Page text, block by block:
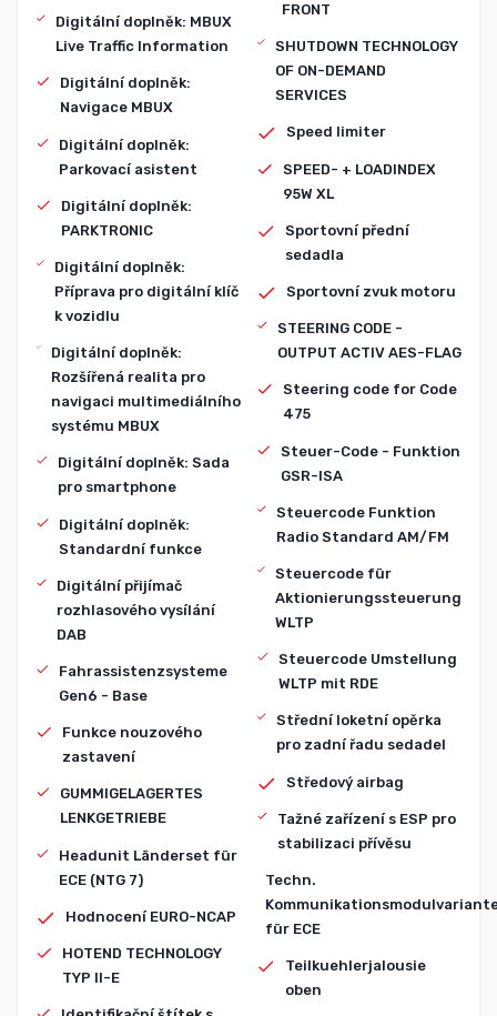
Digitální doplněk: MBUX
Live Traffic Information
Digitální doplněk:
Navigace MBUX
Digitální doplněk:
Parkovací asistent
Digitální doplněk:
PARKTRONIC
Digitální doplněk:
Příprava pro digitální klíč
k vozidlu
Digitální doplněk:
Rozšířená realita pro
navigaci multimediálního
systému MBUX
Digitální doplněk: Sada
pro smartphone
Digitální doplněk:
Standardní funkce
Digitální přijímač
rozhlasového vysílání
DAB
Fahrassistenzsysteme
Gen6 - Base
Funkce nouzového
zastavení
GUMMIGELAGERTES
LENKGETRIEBE
Headunit Länderset für
ECE (NTG 7)
Hodnocení EURO-NCAP
HOTEND TECHNOLOGY
TYP II-E
FRONT
SHUTDOWN TECHNOLOGY
OF ON-DEMAND
SERVICES
Speed limiter
SPEED- + LOADINDEX
95W XL
Sportovní přední
sedadla
Sportovní zvuk motoru
STEERING CODE -
OUTPUT ACTIV AES-FLAG
Steering code for Code
475
Steuer-Code - Funktion
GSR-ISA
Steuercode Funktion
Radio Standard AM/FM
Steuercode für
Aktionierungssteuerung
WLTP
Steuercode Umstellung
WLTP mit RDE
Střední loketní opěrka
pro zadní řadu sedadel
Středový airbag
Tažné zařízení s ESP pro
stabilizaci přívěsu
Techn.
für ECE
Teilkuehlerjalousie
oben